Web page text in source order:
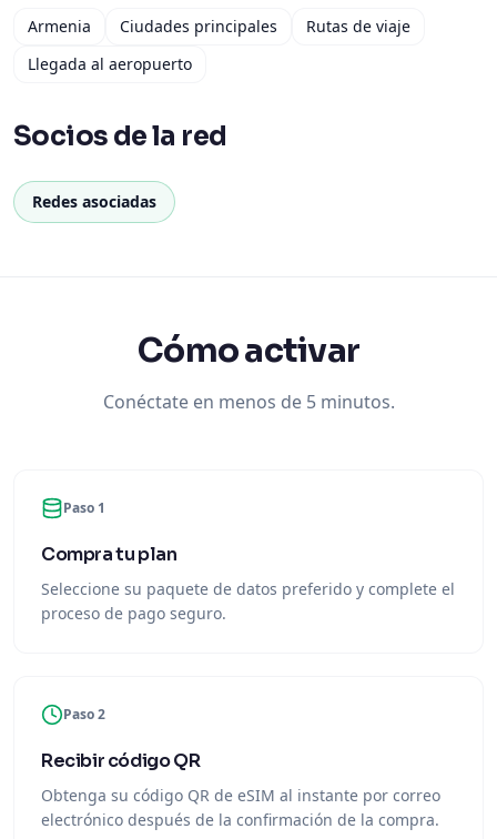
Armenia Ciudades principales
Rutas de viaje
Llegada al aeropuerto
Socios de la red
Redes asociadas
Cómo activar
Conéctate en menos de 5 minutos.
Paso 1
Compra tu plan
Seleccione su paquete de datos preferido y complete el
proceso de pago seguro.
Paso 2
Recibir código QR
Obtenga su código QR de eSIM al instante por correo
electrónico después de la confirmación de la compra.